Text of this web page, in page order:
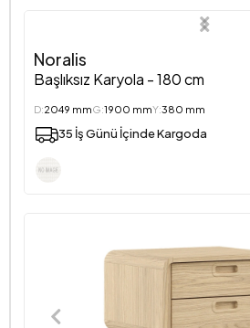
Noralis
Başlıksız Karyola - 180 cm
D:2049 mmG:1900 mmY:380 mm
35 İş Günü İçinde Kargoda